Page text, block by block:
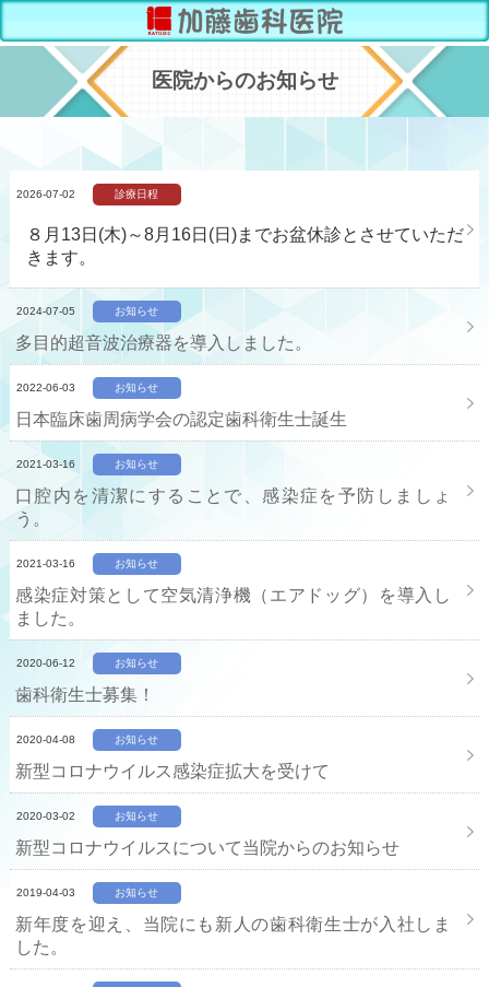
医院からのお知らせ
2026-07-02 診療日程
８月13日(木)～8月16日(日)までお盆休診とさせていただ
きます。
2024-07-05 お知らせ
多目的超音波治療器を導入しました。
2022-06-03 お知らせ
日本臨床歯周病学会の認定歯科衛生士誕生
2021-03-16 お知らせ
口腔内を清潔にすることで、感染症を予防しましょ
う。
2021-03-16 お知らせ
感染症対策として空気清浄機（エアドッグ）を導入し
ました。
2020-06-12 お知らせ
歯科衛生士募集！
2020-04-08 お知らせ
新型コロナウイルス感染症拡大を受けて
2020-03-02 お知らせ
新型コロナウイルスについて当院からのお知らせ
2019-04-03 お知らせ
新年度を迎え、当院にも新人の歯科衛生士が入社しま
した。